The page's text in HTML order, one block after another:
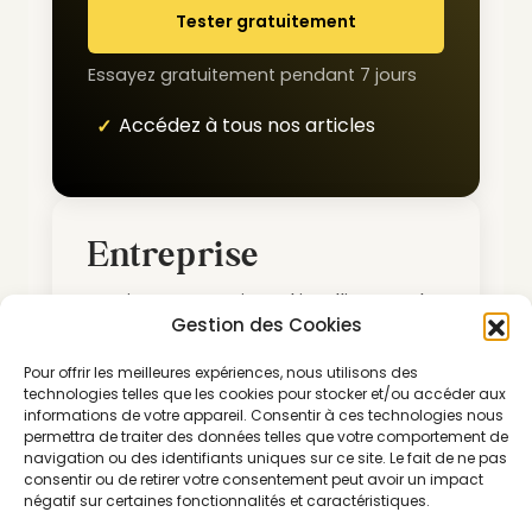
Gestion des Cookies
Pour offrir les meilleures expériences, nous utilisons des
technologies telles que les cookies pour stocker et/ou accéder aux
informations de votre appareil. Consentir à ces technologies nous
permettra de traiter des données telles que votre comportement de
navigation ou des identifiants uniques sur ce site. Le fait de ne pas
consentir ou de retirer votre consentement peut avoir un impact
négatif sur certaines fonctionnalités et caractéristiques.
Tester gratuitement
Essayez gratuitement pendant 7 jours
Accédez à tous nos articles
Entreprise
Inspirez et nourrissez l’intelligence de
vos équipes.
Sur devis
Nous contacter